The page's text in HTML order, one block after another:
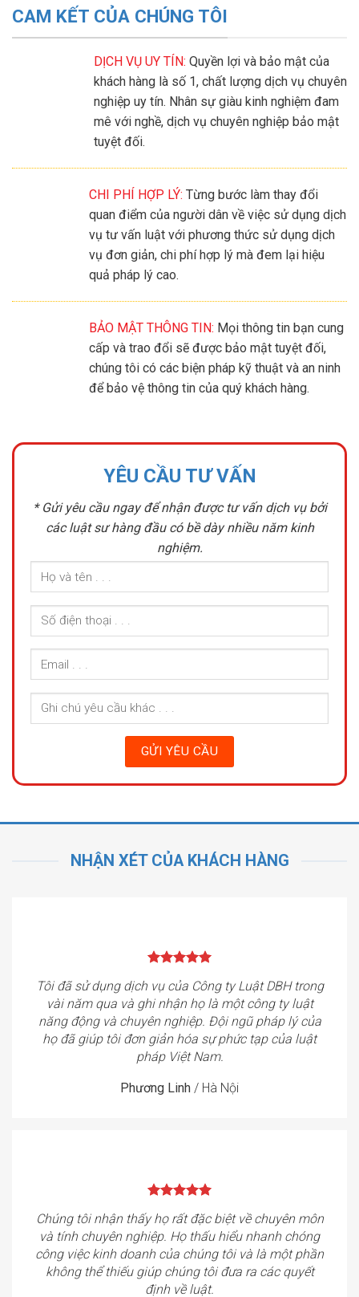
CAM KẾT CỦA CHÚNG TÔI
DỊCH VỤ UY TÍN: Quyền lợi và bảo mật của
khách hàng là số 1, chất lượng dịch vụ chuyên
nghiệp uy tín. Nhân sự giàu kinh nghiệm đam
mê với nghề, dịch vụ chuyên nghiệp bảo mật
tuyệt đối.
CHI PHÍ HỢP LÝ: Từng bước làm thay đổi
quan điểm của người dân về việc sử dụng dịch
vụ tư vấn luật với phương thức sử dụng dịch
vụ đơn giản, chi phí hợp lý mà đem lại hiệu
quả pháp lý cao.
BẢO MẬT THÔNG TIN: Mọi thông tin bạn cung
cấp và trao đổi sẽ được bảo mật tuyệt đối,
chúng tôi có các biện pháp kỹ thuật và an ninh
để bảo vệ thông tin của quý khách hàng.
YÊU CẦU TƯ VẤN
* Gửi yêu cầu ngay để nhận được tư vấn dịch vụ bởi
các luật sư hàng đầu có bề dày nhiều năm kinh
nghiệm.
NHẬN XÉT CỦA KHÁCH HÀNG
Tôi đã sử dụng dịch vụ của Công ty Luật DBH trong
vài năm qua và ghi nhận họ là một công ty luật
năng động và chuyên nghiệp. Đội ngũ pháp lý của
họ đã giúp tôi đơn giản hóa sự phức tạp của luật
pháp Việt Nam.
Phương Linh / Hà Nội
Chúng tôi nhận thấy họ rất đặc biệt về chuyên môn
và tính chuyên nghiệp. Họ thấu hiểu nhanh chóng
công việc kinh doanh của chúng tôi và là một phần
không thể thiếu giúp chúng tôi đưa ra các quyết
định về luật.